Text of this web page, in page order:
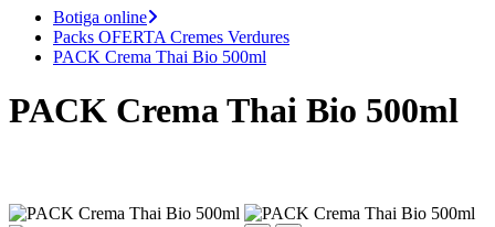
Botiga online
Packs OFERTA Cremes Verdures
PACK Crema Thai Bio 500ml
PACK Crema Thai Bio 500ml